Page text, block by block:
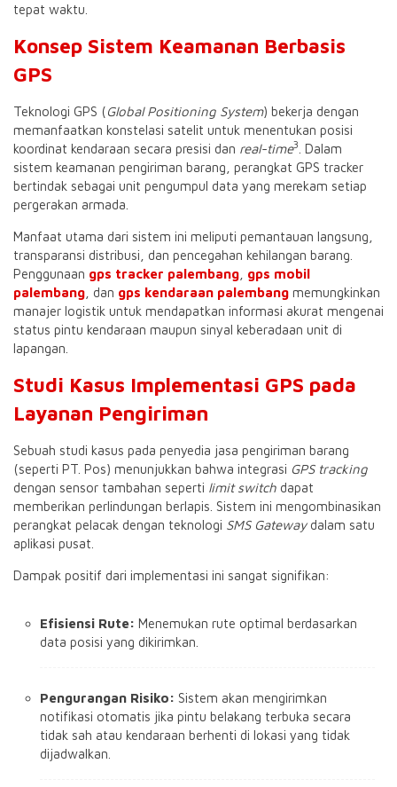
tepat waktu.
Konsep Sistem Keamanan Berbasis
GPS
Teknologi GPS (Global Positioning System) bekerja dengan
memanfaatkan konstelasi satelit untuk menentukan posisi
koordinat kendaraan secara presisi dan real-time3
Dalam
sistem keamanan pengiriman barang, perangkat GPS tracker
bertindak sebagai unit pengumpul data yang merekam setiap
pergerakan armada
Manfaat utama dari sistem ini meliputi pemantauan langsung,
transparansi distribusi, dan pencegahan kehilangan barang
Penggunaan gps tracker palembang gps mobil
palembang , dan gps kendaraan palembang memungkinkan
manajer logistik untuk mendapatkan informasi akurat mengenai
status pintu kendaraan maupun sinyal keberadaan unit di
lapangan
Studi Kasus Implementasi GPS pada
Layanan Pengiriman
Sebuah studi kasus pada penyedia jasa pengiriman barang
(seperti PT. Pos) menunjukkan bahwa integrasi GPS tracking
dengan sensor tambahan seperti limit switch dapat
memberikan perlindungan berlapis Sistem ini mengombinasikan
perangkat pelacak dengan teknologi SMS Gatewaydalam satu
aplikasi pusat
Dampak positif dari implementasi ini sangat signifikan:
Efisiensi Rute: Menemukan rute optimal berdasarkan
data posisi yang dikirimkan
Pengurangan Risiko: Sistem akan mengirimkan
notifikasi otomatis jika pintu belakang terbuka secara
tidak sah atau kendaraan berhenti di lokasi yang tidak
dijadwalkan